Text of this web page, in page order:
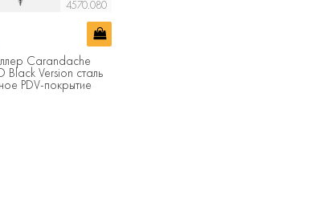
4570.080
Carandache
Black Version сталь
PDV-покрытие